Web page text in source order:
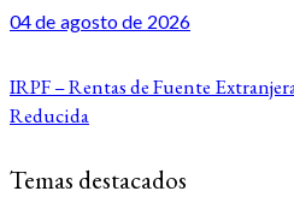
04 de agosto de 2026
IRPF – Rentas de Fuente
Reducida
Temas destacados